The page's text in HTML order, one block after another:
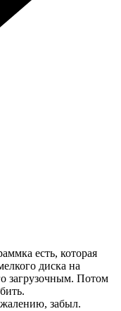
есть, которая
диска на
загрузочным. Потом
забыл.